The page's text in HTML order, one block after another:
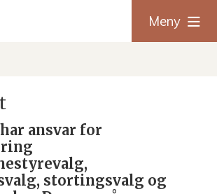
Meny
ansvar for
stortingsvalg og